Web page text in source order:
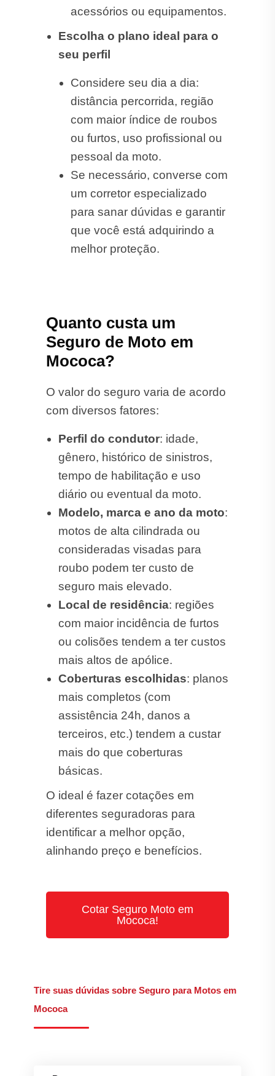
acessórios ou equipamentos.
Escolha o plano ideal para o
seu perfil
Considere seu dia a dia:
distância percorrida, região
com maior índice de roubos
ou furtos, uso profissional ou
pessoal da moto.
Se necessário, converse com
um corretor especializado
para sanar dúvidas e garantir
que você está adquirindo a
melhor proteção.
Quanto custa um
Seguro de Moto em
Mococa?
O valor do seguro varia de acordo
com diversos fatores:
Perfil do condutor: idade,
gênero, histórico de sinistros,
tempo de habilitação e uso
diário ou eventual da moto.
Modelo, marca e ano da moto:
motos de alta cilindrada ou
consideradas visadas para
roubo podem ter custo de
seguro mais elevado.
Local de residência: regiões
com maior incidência de furtos
ou colisões tendem a ter custos
mais altos de apólice.
Coberturas escolhidas: planos
mais completos (com
assistência 24h, danos a
terceiros, etc.) tendem a custar
mais do que coberturas
básicas.
O ideal é fazer cotações em
diferentes seguradoras para
identificar a melhor opção,
alinhando preço e benefícios.
Cotar Seguro Moto em
Mococa!
Tire suas dúvidas sobre Seguro para Motos em
Mococa